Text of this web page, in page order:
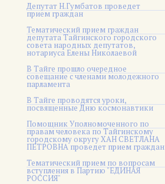
Депутат Н.Гумбатов проведет
прием граждан
Тематический прием граждан
депутата Тайгинского городского
совета народных депутатов,
нотариуса Елены Николаевой
В Тайге прошло очередное
совещание с членами молодежного
парламента
В Тайге проводятся уроки,
посвященные Дню космонавтики
Помощник Уполномоченного по
правам человека по Тайгинскому
городскому округу ХАН СВЕТЛАНА
ПЕТРОВНА проведет прием граждан
Тематический прием по вопросам
вступления в Партию "ЕДИНАЯ
РОССИЯ"